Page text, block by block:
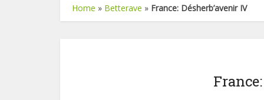
Home » Betterave » France: Désherb’avenir IV